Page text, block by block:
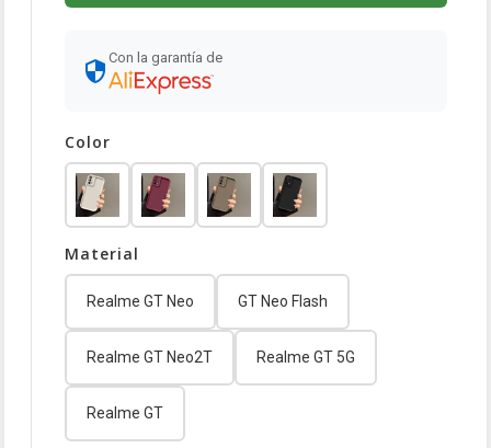
Con la garantía de
Color
Material
Realme GT Neo GT Neo Flash
Realme GT Neo2T Realme GT 5G
Realme GT